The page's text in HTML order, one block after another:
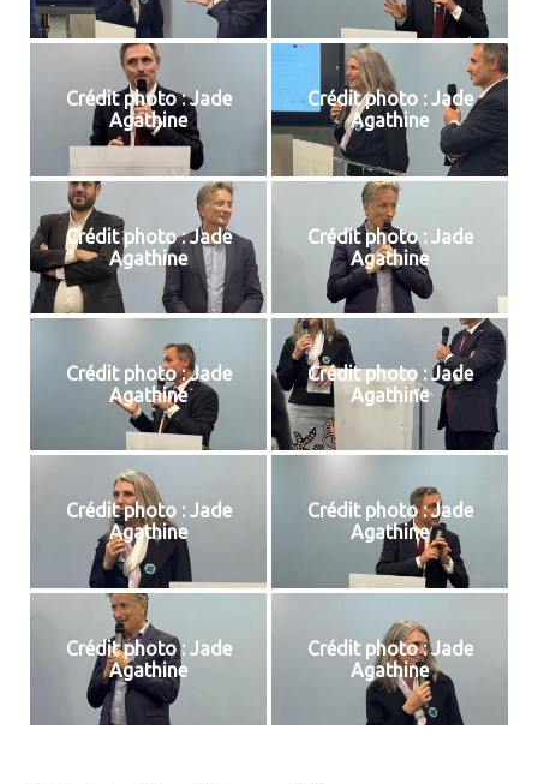
Crédit photo : Jade
Agathine
Crédit photo : Jade
Agathine
Crédit photo : Jade
Agathine
Crédit photo : Jade
Agathine
Crédit photo : Jade
Agathine
Crédit photo : Jade
Agathine
Crédit photo : Jade
Agathine
Crédit photo : Jade
Agathine
Crédit photo : Jade
Agathine
Crédit photo : Jade
Agathine